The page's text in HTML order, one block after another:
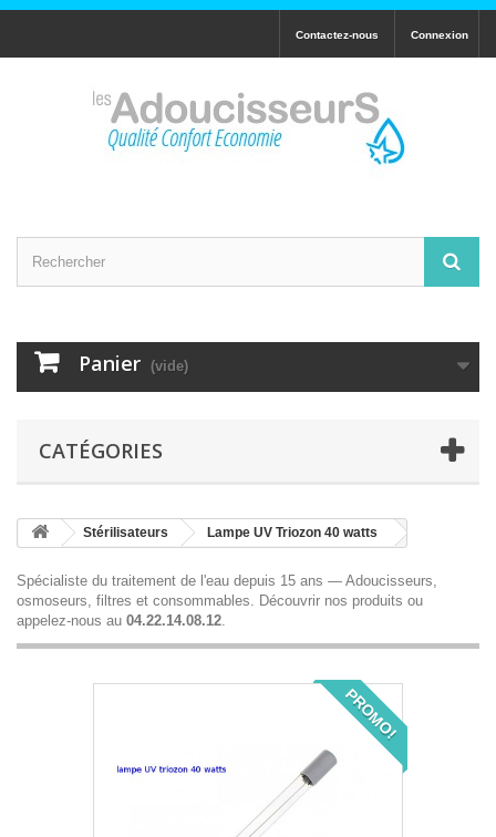
Connexion
Contactez-nous
Panier (vide)
CATÉGORIES
Stérilisateurs Lampe UV Triozon 40 watts
Spécialiste du traitement de l'eau depuis 15 ans — Adoucisseurs,
osmoseurs, filtres et consommables. Découvrir nos produits ou
appelez-nous au 04.22.14.08.12.
PROMO!